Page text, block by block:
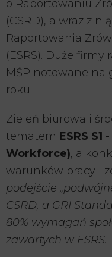
o Raportowaniu
(CSRD), a wraz z
Raportowania
(ESRS). Duże firmy
MŚP notowane na
roku.
Zieleń biurowa i
tematem ESRS S1
Workforce), a
warunków pracy i
podejście
CSRD, a GRI
80% wymagań
zawartych w ESRS.